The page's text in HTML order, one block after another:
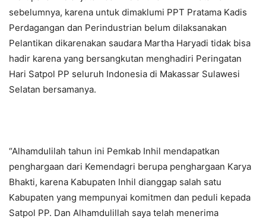
sebelumnya, karena untuk dimaklumi PPT Pratama Kadis
Perdagangan dan Perindustrian belum dilaksanakan
Pelantikan dikarenakan saudara Martha Haryadi tidak bisa
hadir karena yang bersangkutan menghadiri Peringatan
Hari Satpol PP seluruh Indonesia di Makassar Sulawesi
Selatan bersamanya.
“Alhamdulilah tahun ini Pemkab Inhil mendapatkan
penghargaan dari Kemendagri berupa penghargaan Karya
Bhakti, karena Kabupaten Inhil dianggap salah satu
Kabupaten yang mempunyai komitmen dan peduli kepada
Satpol PP. Dan Alhamdulillah saya telah menerima